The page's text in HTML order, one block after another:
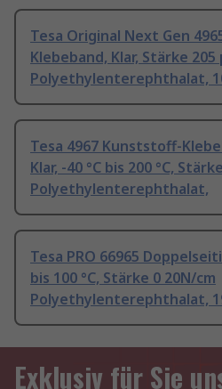
Tesa Original Next Gen
Klebeband, Klar, Stärke 205
Polyethylenterephthalat,
Tesa 4967 Kunststoff-
Klar, -40 °C bis 200 °C,
Polyethylenterephthalat,
Tesa PRO 66965
bis 100 °C, Stärke 0 20N/cm
Polyethylenterephthalat,
Exklusiv für Sie